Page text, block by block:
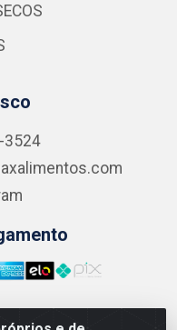
3524